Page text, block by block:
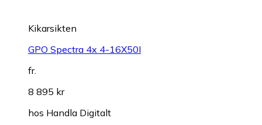
Kikarsikten
GPO Spectra 4x 4-16X50I
fr.
8 895 kr
hos Handla Digitalt